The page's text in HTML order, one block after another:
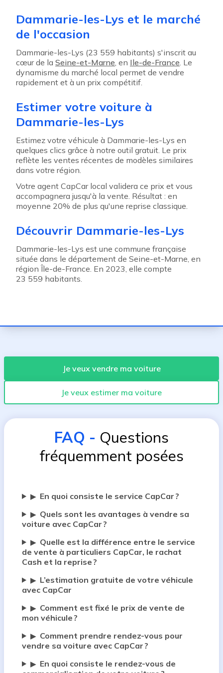
Dammarie-les-Lys et le marché
de l'occasion
Dammarie-les-Lys (23 559 habitants) s'inscrit au
cœur de la Seine-et-Marne, en Ile-de-France. Le
dynamisme du marché local permet de vendre
rapidement et à un prix compétitif.
Estimer votre voiture à
Dammarie-les-Lys
Estimez votre véhicule à Dammarie-les-Lys en
quelques clics grâce à notre outil gratuit. Le prix
reflète les ventes récentes de modèles similaires
dans votre région.
Votre agent CapCar local validera ce prix et vous
accompagnera jusqu'à la vente. Résultat : en
moyenne 20% de plus qu'une reprise classique.
Découvrir Dammarie-les-Lys
Dammarie-les-Lys est une commune française
située dans le département de Seine-et-Marne, en
région Île-de-France. En 2023, elle compte
23 559 habitants.
Je veux vendre ma voiture
Je veux estimer ma voiture
FAQ - Questions
fréquemment posées
▶ En quoi consiste le service CapCar ?
▶ Quels sont les avantages à vendre sa
voiture avec CapCar ?
▶ Quelle est la différence entre le service
de vente à particuliers CapCar, le rachat
Cash et la reprise ?
▶ L’estimation gratuite de votre véhicule
avec CapCar
▶ Comment est fixé le prix de vente de
mon véhicule ?
▶ Comment prendre rendez-vous pour
vendre sa voiture avec CapCar ?
▶ En quoi consiste le rendez-vous de